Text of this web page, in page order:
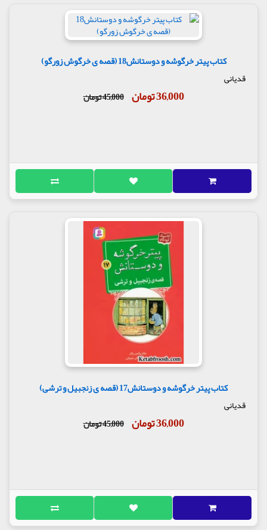
کتاب پیتر خرگوشه و دوستانش18 (قصه ی خرگوش زورگو)
قدیانی
36,000 تومان 45,000 تومان
کتاب پیتر خرگوشه و دوستانش17 (قصه ی زنجبیل و ترشی)
قدیانی
36,000 تومان 45,000 تومان